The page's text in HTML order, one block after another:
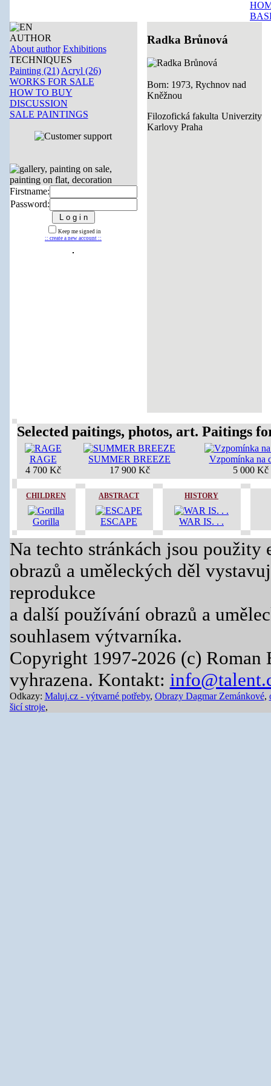
AUTHOR
About author Exhibitions
TECHNIQUES
Painting (21) Acryl (26)
WORKS FOR SALE
HOW TO BUY
DISCUSSION
SALE PAINTINGS
Firstname:
Password:
Keep me signed in
:: create a new account ::
Radka Brůnová
Born: 1973, Rychnov nad
Kněžnou
Filozofická fakulta Univerzity
Karlovy Praha
Selected paitings, photos, art. Paitings
RAGE
4 700 Kč
SUMMER BREEZE
17 900 Kč
Vzpomínka na
5 000 Kč
CHILDREN
Gorilla
ABSTRACT
ESCAPE
HISTORY
WAR IS. . .
Na techto stránkách jsou
obrazů a uměleckých děl
reprodukce
a další používání obrazů a
souhlasem výtvarníka.
Copyright 1997-2026 (c) Roman
vyhrazena. Kontakt:
Odkazy: Maluj.cz - výtvarné potřeby, Obrazy Dagmar Zemánkové,
šicí stroje,